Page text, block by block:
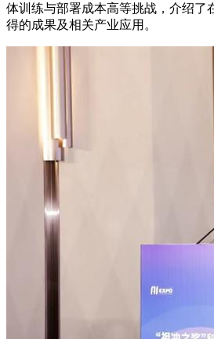
体训练与部署成本高等挑战，介绍了
得的成果及相关产业应用。